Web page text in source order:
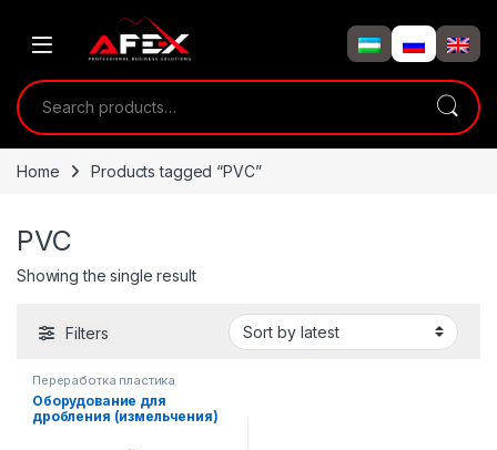
Search for:
Home Products tagged “PVC”
PVC
Showing the single result
Filters
Переработка пластика
Оборудование для
дробления (измельчения)